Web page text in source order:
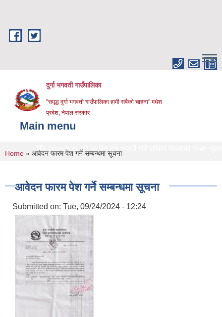
दुर्गा भगवती गाउँपालिका
"समृद्ध दुर्गा भगवती गाउँपालिका हामी सबैको चाहना" मधेश
प्रदेश, नेपाल सरकार
Main menu
मिति २०७५/१/२६ गते का दिन दुर्गा भगवती गाउँ पालिका जिल्लाको प्रथम खुल्ला
You are here
Home » आवेदन फारम पेश गर्ने सम्बन्धमा सूचना
आवेदन फारम पेश गर्ने सम्बन्धमा सूचना
Submitted on: Tue, 09/24/2024 - 12:24